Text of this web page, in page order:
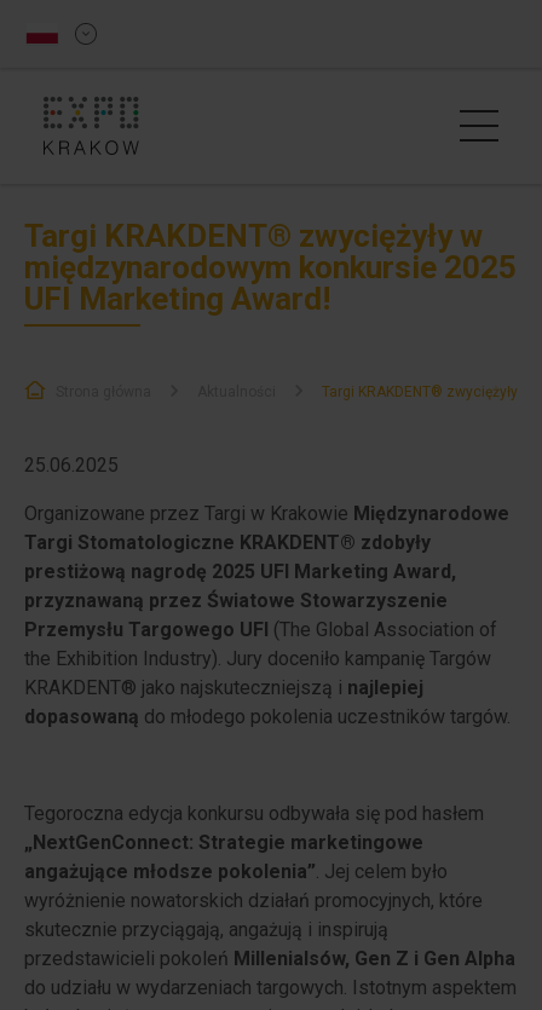
Targi KRAKDENT® zwyciężyły
Targi KRAKDENT® zwyciężyły w
międzynarodowym konkursie 2025
UFI Marketing Award!
25.06.2025
Organizowane przez Targi w Krakowie Międzynarodowe
Targi Stomatologiczne KRAKDENT® zdobyły
prestiżową nagrodę 2025 UFI Marketing Award,
przyznawaną przez Światowe Stowarzyszenie
Przemysłu Targowego UFI (The Global Association of
the Exhibition Industry). Jury doceniło kampanię Targów
KRAKDENT® jako najskuteczniejszą i najlepiej
dopasowaną do młodego pokolenia uczestników targów.
Tegoroczna edycja konkursu odbywała się pod hasłem
„NextGenConnect: Strategie marketingowe
angażujące młodsze pokolenia”. Jej celem było
wyróżnienie nowatorskich działań promocyjnych, które
skutecznie przyciągają, angażują i inspirują
przedstawicieli pokoleń Millenialsów, Gen Z i Gen Alpha
do udziału w wydarzeniach targowych. Istotnym aspektem